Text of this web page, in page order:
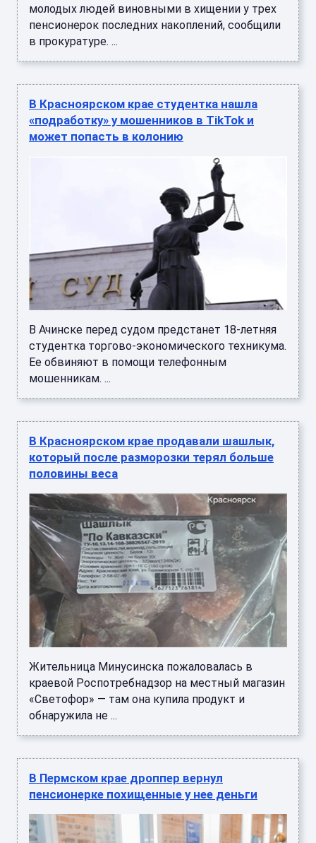
молодых людей виновными в хищении у трех
пенсионерок последних накоплений, сообщили
в прокуратуре. ...
В Красноярском крае студентка нашла
«подработку» у мошенников в TikTok и
может попасть в колонию
В Ачинске перед судом предстанет 18-летняя
студентка торгово-экономического техникума.
Ее обвиняют в помощи телефонным
мошенникам. ...
В Красноярском крае продавали шашлык,
который после разморозки терял больше
половины веса
Жительница Минусинска пожаловалась в
краевой Роспотребнадзор на местный магазин
«Светофор» — там она купила продукт и
обнаружила не ...
В Пермском крае дроппер вернул
пенсионерке похищенные у нее деньги